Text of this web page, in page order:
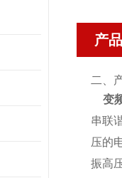
产
二、
变
串联
压的
振高